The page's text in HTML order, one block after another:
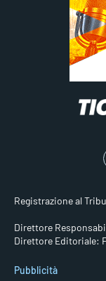
Registrazione al
Direttore
Direttore Editoriale:
Pubblicità